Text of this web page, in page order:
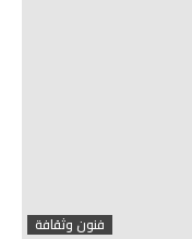
فنون وثقافة